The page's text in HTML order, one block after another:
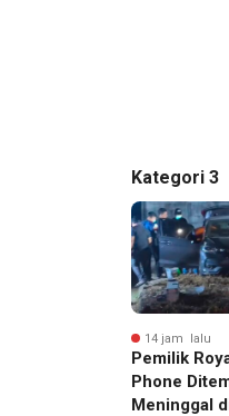
Kategori 3
14 jam lalu
Pemilik
Phone
Meninggal